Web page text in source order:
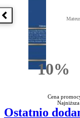
Poprzednia książka
10%
Cena
Ostatnio